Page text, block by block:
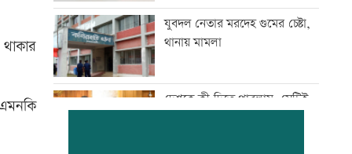
যুবদল নেতার মরদেহ গুমের চেষ্টা,
থানায় মামলা
দেশকে কী দিতে পারলাম, সেটিই